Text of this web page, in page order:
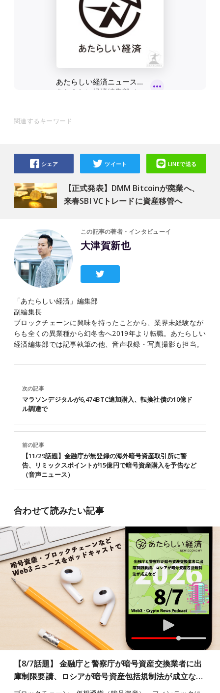
関連するキーワード
【正式発表】DMM Bitcoinが廃業へ、
来春SBI VCトレードに資産移管へ
シェア ツイート LINEで送る
この記事の著者・インタビューイ
大津賀新也
「あたらしい経済」編集部
副編集長
ブロックチェーンに興味を持ったことから、業界未経験なが
らも全くの異業種から幻冬舎へ2019年より転職。あたらしい
経済編集部では記事執筆の他、音声収録・写真撮影も担当。
前の記事
【11/29話題】金融庁が無登録の海外暗号資産取引所に警
告、リミックスポイントが15億円で暗号資産購入を予告など
（音声ニュース）
次の記事
マラソンデジタルが6,474BTC追加購入、転換社債の10億ド
ル調達で
合わせて読みたい記事
【8/7話題】 金融庁と警察庁が暗号資産交換業者に出
庫制限要請、ロシアが暗号資産包括規制法が成立な…